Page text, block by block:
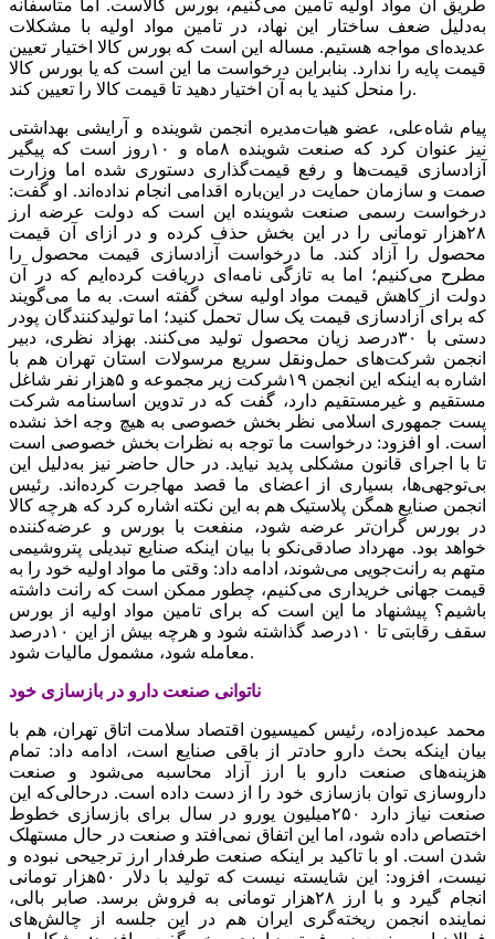
طریق آن مواد اولیه تامین می‌کنیم، بورس کالاست. اما متاسفانه
به‌دلیل‌ ضعف ساختار این نهاد، در تامین مواد اولیه با مشکلات
عدیده‌ای مواجه هستیم. مساله این است که‌ بورس کالا اختیار تعیین
قیمت پایه را ندارد. بنابراین درخواست ما این است که یا بورس کالا
را منحل کنید یا به آن اختیار دهید تا قیمت کالا را تعیین کند.
پیام شاه‌علی، عضو هیات‌مدیره انجمن شوینده و آرایشی بهداشتی
نیز عنوان کرد که صنعت شوینده ۸ماه و ۱۰روز است که پیگیر
آزادسازی قیمت‌ها و رفع قیمت‌گذاری دستوری شده اما وزارت
صمت و سازمان حمایت در این‌باره اقدامی انجام نداده‌اند. او گفت:
درخواست رسمی صنعت شوینده این است که دولت عرضه ارز
۲۸هزار تومانی را در این بخش حذف کرده و در ازای آن قیمت
محصول را آزاد کند. ما درخواست آزادسازی قیمت محصول را
مطرح می‌کنیم؛ اما به تازگی نامه‌ای دریافت کرده‌ایم که در آن
دولت از کاهش قیمت مواد اولیه سخن گفته است. به ما می‌گویند
که برای آزادسازی قیمت یک سال تحمل کنید؛ اما تولیدکنندگان پودر
دستی با ۳۰درصد زیان محصول تولید می‌کنند. بهزاد نظری، دبیر
انجمن شرکت‌های حمل‌ونقل سریع مرسولات استان تهران هم با
اشاره به اینکه این انجمن ۱۹شرکت زیر مجموعه و ۵هزار نفر شاغل
مستقیم و غیرمستقیم دارد، گفت که در تدوین اساسنامه شرکت
پست جمهوری اسلامی نظر بخش خصوصی به هیچ وجه اخذ نشده
است. او افزود: درخواست ما توجه به نظرات بخش خصوصی است
تا با اجرای قانون مشکلی پدید نیاید. در حال حاضر نیز به‌دلیل این
بی‌توجهی‌ها، بسیاری از اعضای ما قصد مهاجرت کرده‌اند. رئیس
انجمن صنایع همگن پلاستیک هم به این نکته اشاره کرد که هرچه کالا
در بورس گران‌تر عرضه شود، منفعت با بورس و عرضه‌کننده
خواهد بود. مهرداد صادقی‌نکو با بیان اینکه صنایع تبدیلی پتروشیمی
متهم به رانت‌جویی می‌شوند، ادامه داد: وقتی ما مواد اولیه خود را‌ به
قیمت جهانی خریداری می‌‌کنیم، چطور ممکن است که رانت داشته
باشیم؟ پیشنهاد ما این است که برای تامین مواد اولیه از بورس
سقف رقابتی تا ۱۰درصد گذاشته شود و هرچه بیش از این ۱۰درصد
معامله شود، مشمول مالیات شود.‌
ناتوانی صنعت دارو در بازسازی خود
محمد عبده‌زاده، رئیس کمیسیون اقتصاد سلامت اتاق تهران، هم با
بیان اینکه بحث دارو حادتر از باقی صنایع است، ادامه داد: تمام
هزینه‌های صنعت دارو با ارز آزاد محاسبه می‌شود و صنعت
داروسازی توان بازسازی خود را از دست داده است. درحالی‌که این
صنعت نیاز دارد ۲۵۰میلیون یورو در سال برای بازسازی خطوط
اختصاص داده شود، اما این اتفاق نمی‌افتد و صنعت در حال مستهلک
شدن است. او با تاکید بر اینکه صنعت طرفدار ارز ترجیحی نبوده و
نیست، افزود: این شایسته نیست که تولید با دلار ۵۰هزار تومانی
انجام گیرد و‌ با ارز ۲۸هزار تومانی به فروش برسد. صابر بالی،
نماینده انجمن ریخته‌گری ایران هم در این جلسه از چالش‌های